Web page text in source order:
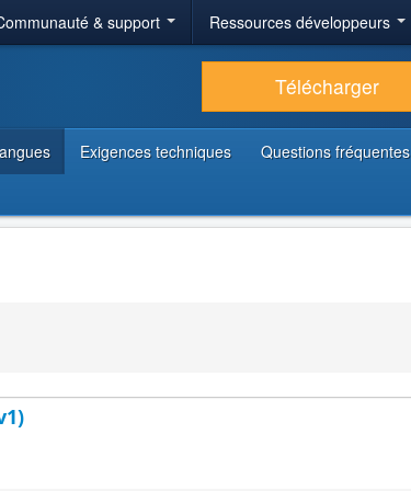
& support Ressources développeurs
Télécharger
Exigences techniques Questions fréquentes